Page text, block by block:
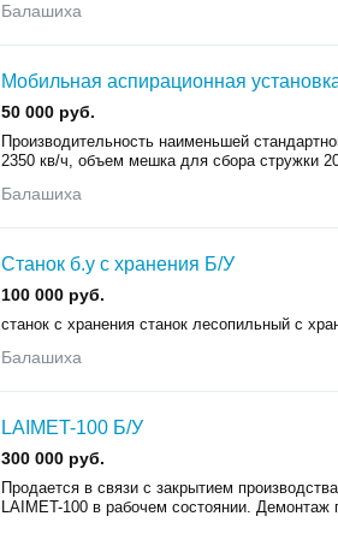
Балашиха
Мобильная аспирационная
50 000 руб.
Производительность наименьшей
2350 кв/ч, объем мешка для сбора стружки
Балашиха
Станок б.у с хранения Б/У
100 000 руб.
станок с хранения станок лесопильный с
Балашиха
LAIMET-100 Б/У
300 000 руб.
Продается в связи с закрытием
LAIMET-100 в рабочем состоянии.